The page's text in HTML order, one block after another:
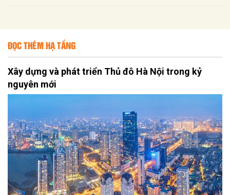
ĐỌC THÊM HẠ TẦNG
Xây dựng và phát triển Thủ đô Hà Nội trong kỷ
nguyên mới